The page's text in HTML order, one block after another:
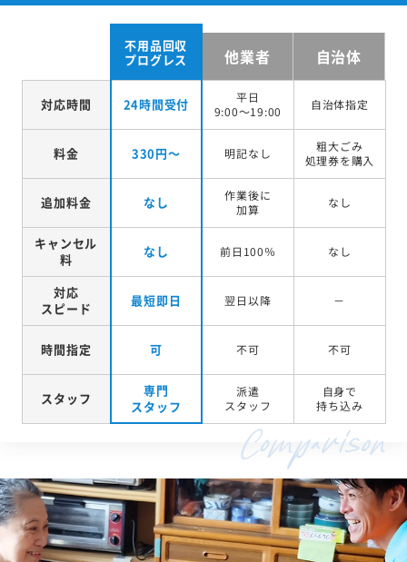
不用品回収
プログレス
他業者 自治体
対応時間 24時間受付
平日
9:00～19:00
自治体指定
料金 330円～ 明記なし
粗大ごみ
処理券を購入
追加料金 なし
作業後に
加算
なし
キャンセル
料
なし 前日100％ なし
対応
スピード
最短即日 翌日以降 －
時間指定 可 不可 不可
スタッフ
専門
スタッフ
派遣
スタッフ
自身で
持ち込み